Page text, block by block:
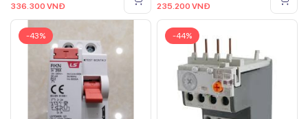
336.300 VNĐ
235.200 VNĐ
-43% -44%